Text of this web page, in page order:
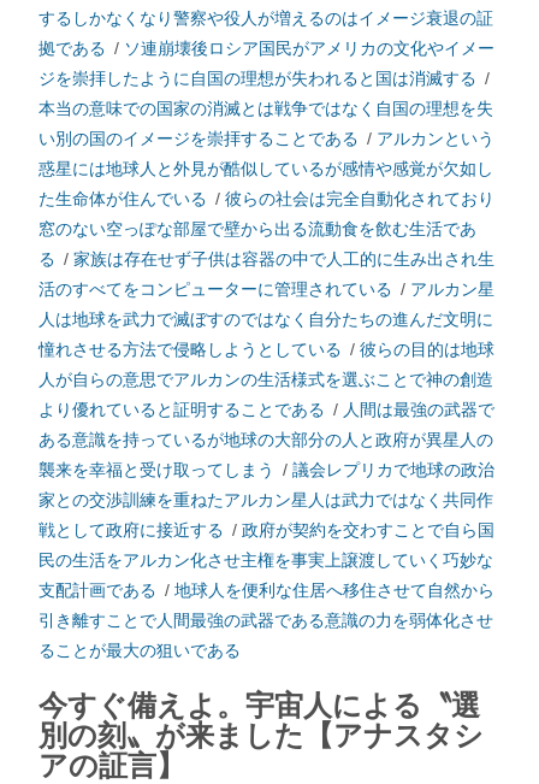
するしかなくなり警察や役人が増えるのはイメージ衰退の証
拠である / ソ連崩壊後ロシア国民がアメリカの文化やイメー
ジを崇拝したように自国の理想が失われると国は消滅する /
本当の意味での国家の消滅とは戦争ではなく自国の理想を失
い別の国のイメージを崇拝することである / アルカンという
惑星には地球人と外見が酷似しているが感情や感覚が欠如し
た生命体が住んでいる / 彼らの社会は完全自動化されており
窓のない空っぽな部屋で壁から出る流動食を飲む生活であ
る / 家族は存在せず子供は容器の中で人工的に生み出され生
活のすべてをコンピューターに管理されている / アルカン星
人は地球を武力で滅ぼすのではなく自分たちの進んだ文明に
憧れさせる方法で侵略しようとしている / 彼らの目的は地球
人が自らの意思でアルカンの生活様式を選ぶことで神の創造
より優れていると証明することである / 人間は最強の武器で
ある意識を持っているが地球の大部分の人と政府が異星人の
襲来を幸福と受け取ってしまう
/ 議会レプリカで地球の政治
家との交渉訓練を重ねたアルカン星人は武力ではなく共同作
戦として政府に接近する / 政府が契約を交わすことで自ら国
民の生活をアルカン化させ主権を事実上譲渡していく巧妙な
支配計画である / 地球人を便利な住居へ移住させて自然から
引き離すことで人間最強の武器である意識の力を弱体化させ
ることが最大の狙いである
今すぐ備えよ。宇宙人による〝選
別の刻〟が来ました【アナスタシ
アの証言】